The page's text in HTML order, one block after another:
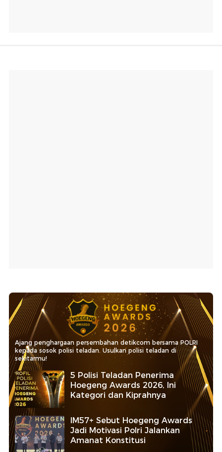
Ajang penghargaan persembahan detikcom bersama POLRI
kepada sosok polisi teladan. Usulkan polisi teladan di
sekitarmu!
5 Polisi Teladan Penerima
Hoegeng Awards 2026, Ini
Kategori dan Kiprahnya
IM57+ Sebut Hoegeng Awards
Jadi Motivasi Polri Jalankan
Amanat Konstitusi